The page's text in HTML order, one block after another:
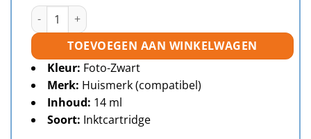
Epson 33 (T3341) inktcartridge foto zwart huismerk aantal
TOEVOEGEN AAN WINKELWAGEN
Kleur: Foto-Zwart
Merk: Huismerk (compatibel)
Inhoud: 14 ml
Soort: Inktcartridge